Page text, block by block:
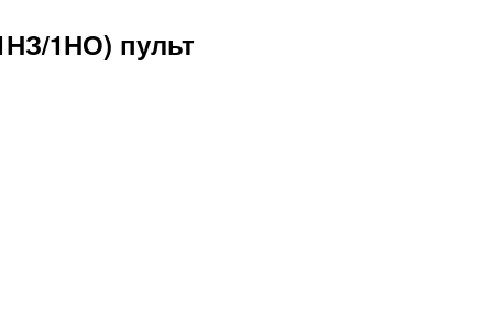
1НО) пульт